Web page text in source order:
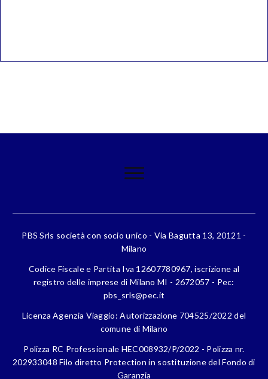
PBS Srls società con socio unico - Via Bagutta 13, 20121 -
Milano
Codice Fiscale e Partita Iva 12607780967, iscrizione al
registro delle imprese di Milano MI - 2672057 - Pec:
pbs_srls@pec.it
Licenza Agenzia Viaggio: Autorizzazione 704525/2022 del
comune di Milano
Polizza RC Professionale HEC008932/P/2022 - Polizza nr.
202933048 Filo diretto Protection in sostituzione del Fondo di
Garanzia